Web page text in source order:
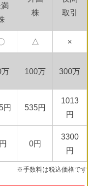
株
取引
△ ×
万 100万 300万
円 535円
1013
円
0円
3300
円
※手数料は税込価格です